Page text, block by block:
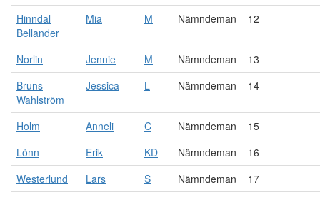
Hinndal
Bellander
Mia M Nämndeman 12
Norlin Jennie M Nämndeman
13
Bruns
Wahlström
Jessica L Nämndeman 14
Holm Anneli C Nämndeman
15
Lönn
Erik KD Nämndeman
16
Westerlund
Lars S Nämndeman
17